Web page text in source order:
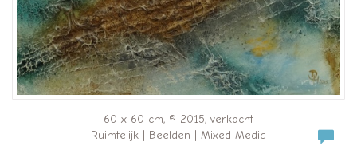
60 x 60 cm, © 2015, verkocht
Ruimtelijk | Beelden | Mixed Media